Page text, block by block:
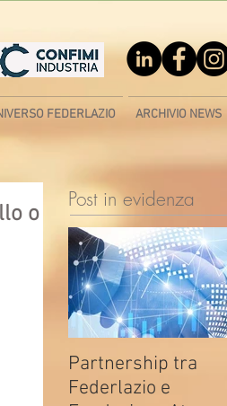
FEDERLAZIO ARCHIVIO NEWS
o
Post in evidenza
Partnership tra
Federlazio e